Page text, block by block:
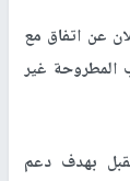
عن اتفاق مع
المطروحة غير
بهدف دعم